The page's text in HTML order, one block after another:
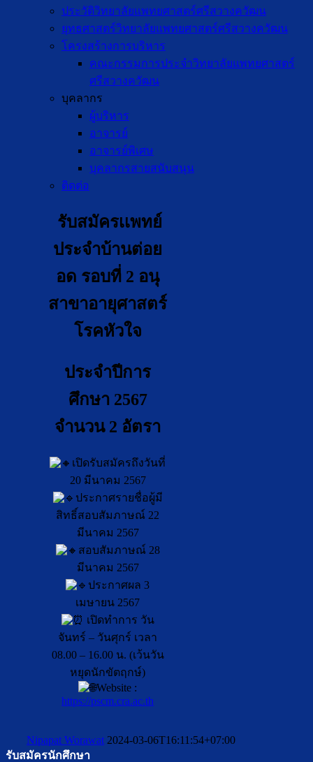
ประวัติวิทยาลัยแพทยศาสตร์ศรีสวางควัฒน
ยุทธศาสตร์วิทยาลัยแพทยศาสตร์ศรีสวางควัฒน
โครงสร้างการบริหาร
คณะกรรมการประจำวิทยาลัยแพทยศาสตร์
ศรีสวางควัฒน
บุคลากร
ผู้บริหาร
อาจารย์
อาจารย์พิเศษ
บุคลากรสายสนับสนุน
ติดต่อ
รับสมัครเเพทย์
ประจำบ้านต่อย
อด รอบที่ 2 อนุ
สาขาอายุศาสตร์
โรคหัวใจ
ประจำปีการ
ศึกษา 2567
จำนวน 2 อัตรา
เปิดรับสมัครถึงวันที่
20 มีนาคม 2567
ประกาศรายชื่อผู้มี
สิทธิ์สอบสัมภาษณ์ 22
มีนาคม 2567
สอบสัมภาษณ์ 28
มีนาคม 2567
ประกาศผล 3
เมษายน 2567
เปิดทำการ วัน
จันทร์ – วันศุกร์ เวลา
08.00 – 16.00 น. (เว้นวัน
หยุดนักขัตฤกษ์)
Website :
https://pscm.cra.ac.th
Nipapat Worawat 2024-03-06T16:11:54+07:00
รับสมัครนักศึกษา